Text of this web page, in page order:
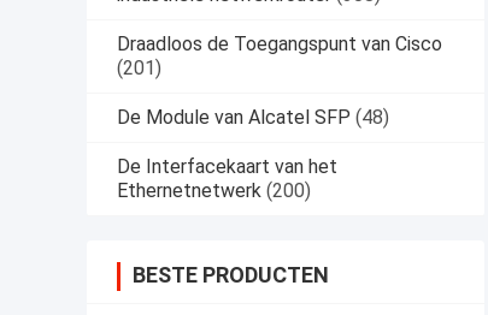
Draadloos de Toegangspunt van Cisco
(201)
De Module van Alcatel SFP (48)
De Interfacekaart van het
Ethernetnetwerk (200)
BESTE PRODUCTEN